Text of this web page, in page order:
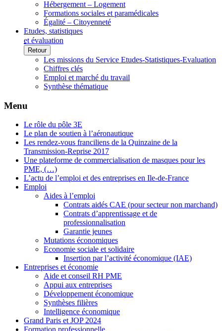
Hébergement – Logement
Formations sociales et paramédicales
Égalité – Citoyenneté
Etudes, statistiques
et évaluation
Retour
Les missions du Service Etudes-Statistiques-Evaluation
Chiffres clés
Emploi et marché du travail
Synthèse thématique
Menu
Le rôle du pôle 3E
Le plan de soutien à l’aéronautique
Les rendez-vous franciliens de la Quinzaine de la
Transmission-Reprise 2017
Une plateforme de commercialisation de masques pour les
PME, (…)
L’actu de l’emploi et des entreprises en Ile-de-France
Emploi
Aides à l’emploi
Contrats aidés CAE (pour secteur non marchand)
Contrats d’apprentissage et de
professionnalisation
Garantie jeunes
Mutations économiques
Economie sociale et solidaire
Insertion par l’activité économique (IAE)
Entreprises et économie
Aide et conseil RH PME
Appui aux entreprises
Développement économique
Synthèses filières
Intelligence économique
Grand Paris et JOP 2024